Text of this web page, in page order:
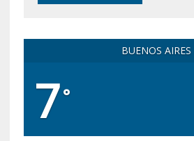
BUENOS AIRES
7°